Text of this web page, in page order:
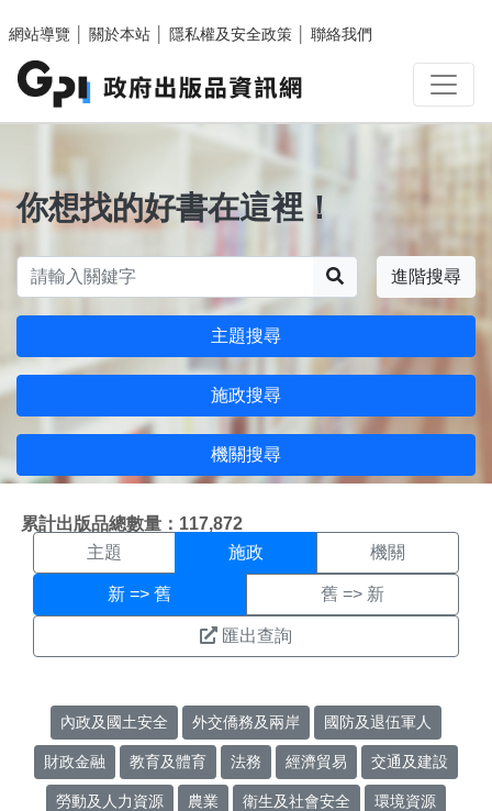
網站導覽
關於本站 隱私權及安全政策 聯絡我們
你想找的好書在這裡！
進階搜尋
主題搜尋
施政搜尋
機關搜尋
累計出版品總數量：117,872
施政搜尋結果頁面
主題 施政 機關
新 => 舊 舊 => 新
匯出查詢
內政及國土安全 外交僑務及兩岸 國防及退伍軍人
財政金融 教育及體育 法務 經濟貿易 交通及建設
勞動及人力資源 農業 衛生及社會安全 環境資源